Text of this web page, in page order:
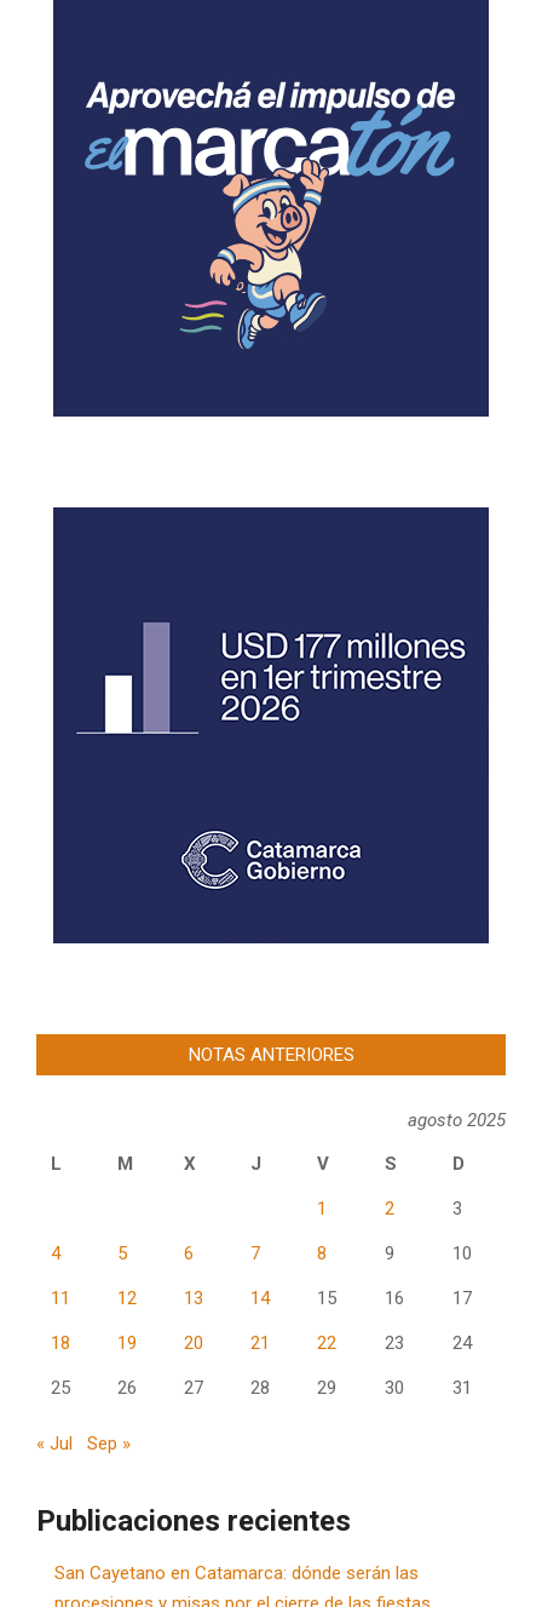
NOTAS ANTERIORES
agosto 2025
L
M X J V S D
1 2 3
4 5 6 7 8 9 10
11 12 13 14 15 16 17
18 19 20 21 22 23 24
25 26 27 28 29 30 31
« Jul Sep »
Publicaciones recientes
San Cayetano en Catamarca: dónde serán las